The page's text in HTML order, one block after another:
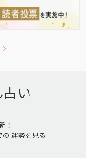
い
！
運勢を見る